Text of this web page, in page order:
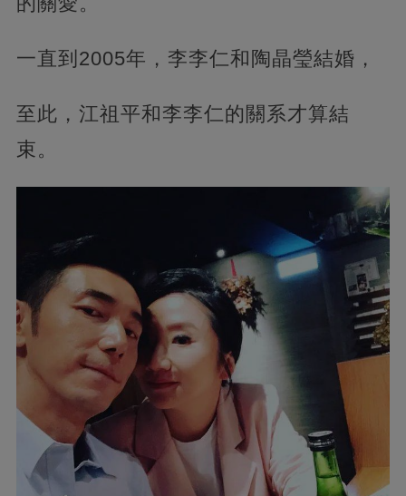
一直到2005年，李李仁和陶晶瑩結婚，
至此，江祖平和李李仁的關系才算結
束。